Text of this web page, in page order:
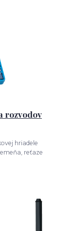
rozvodov
hriadele
reťaze